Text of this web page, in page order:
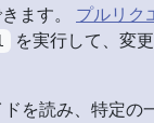
ます。 プルリク
を実行して、変
を読み、特定の